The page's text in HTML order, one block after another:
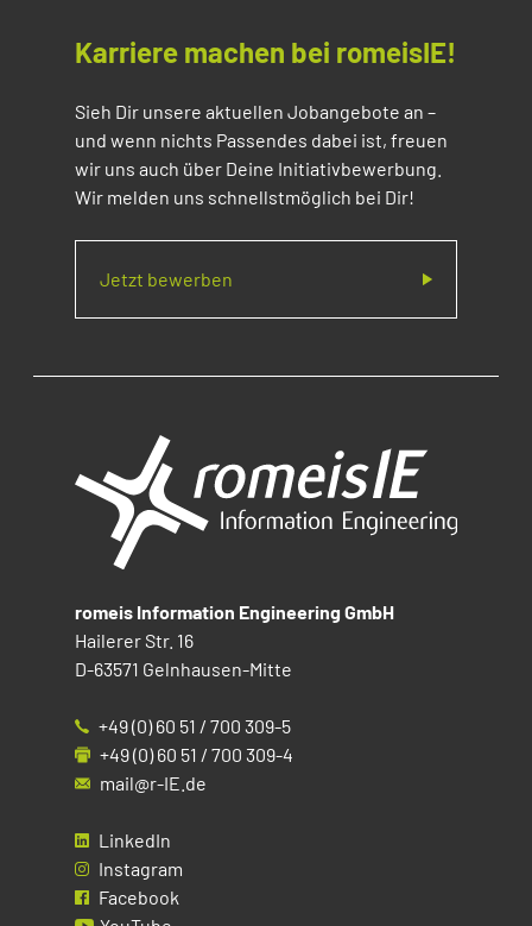
Karriere machen bei romeisIE!
Sieh Dir unsere aktuellen Jobangebote an –
und wenn nichts Passendes dabei ist, freuen
wir uns auch über Deine Initiativbewerbung.
Wir melden uns schnellstmöglich bei Dir!
Jetzt bewerben
romeis Information Engineering GmbH
Hailerer Str. 16
D-63571 Gelnhausen-Mitte
+49 (0) 60 51 / 700 309-5
+49 (0) 60 51 / 700 309-4
mail@r-IE.de
LinkedIn
Instagram
Facebook